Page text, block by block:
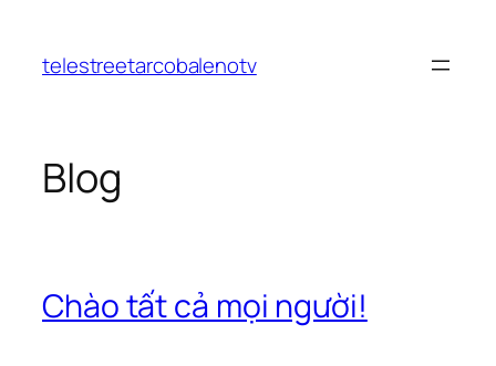
phầntelestreetarcobalenotv
Blog
Chào tất cả mọi người!